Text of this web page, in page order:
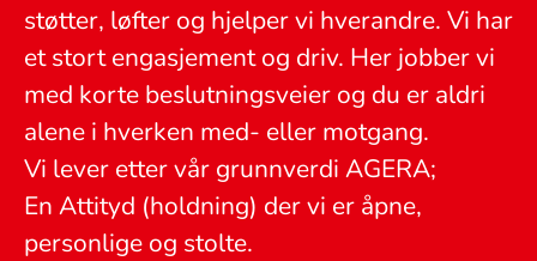
støtter, løfter og hjelper vi hverandre. Vi har
et stort engasjement og driv. Her jobber vi
med korte beslutningsveier og du er aldri
alene i hverken med- eller motgang.
Vi lever etter vår grunnverdi AGERA;
En Attityd (holdning) der vi er åpne,
personlige og stolte.